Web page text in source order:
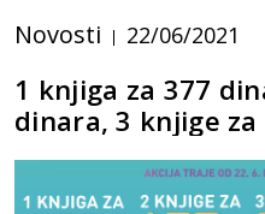
Novosti 22/06/2021
1 knjiga za 377
dinara, 3 knjige